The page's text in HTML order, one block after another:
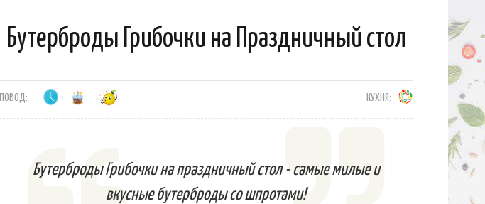
Бутерброды Грибочки на Праздничный стол
ПОВОД: КУХНЯ:
Бутерброды Грибочки на праздничный стол - самые милые и
вкусные бутерброды со шпротами!